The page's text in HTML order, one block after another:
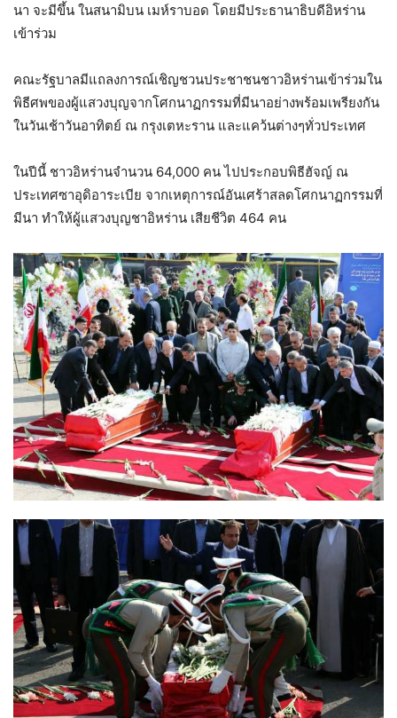
นา จะมีขึ้น ในสนามิบน เมห์ราบอด โดยมีประธานาธิบดีอิหร่าน
เข้าร่วม
คณะรัฐบาลมีแถลงการณ์เชิญชวนประชาชนชาวอิหร่านเข้าร่วมใน
พิธีศพของผู้แสวงบุญจากโศกนาฏกรรมที่มีนาอย่างพร้อมเพรียงกัน
ในวันเช้าวันอาทิตย์ ณ กรุงเตหะราน และแคว้นต่างๆทั่วประเทศ
ในปีนี้ ชาวอิหร่านจำนวน 64,000 คน ไปประกอบพิธีฮัจญ์ ณ
ประเทศซาอุดิอาระเบีย จากเหตุการณ์อันเศร้าสลดโศกนาฏกรรมที่
มีนา ทำให้ผู้แสวงบุญชาอิหร่าน เสียชีวิต 464 คน